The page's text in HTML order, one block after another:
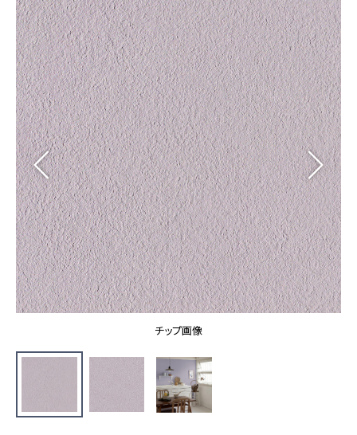
商品を探す トップ
壁紙
カーテン
床材
ブランド・コレクション
Lilycolor Coordinate 着せ替えシミュレーション
カタログ一覧
カタログ一覧 トップ
壁紙
カーテン
床材
サステナブル商品
ノンワックス床タイル
壁紙機能性ガイド
施工事例
施工事例 トップ
医療・福祉施設
ホテル・オフィス・店舗
モデルハウス
新築戸建・マンション
#リリカラのある暮らし
リリカラノート
ショールーム
ショールーム トップ
東京ショールーム
大阪ショールーム
お客様サポート
お客様サポート トップ
画像ダウンロード
お役立ち資料
非住宅案件に関するお問い合わせ
チップ画像